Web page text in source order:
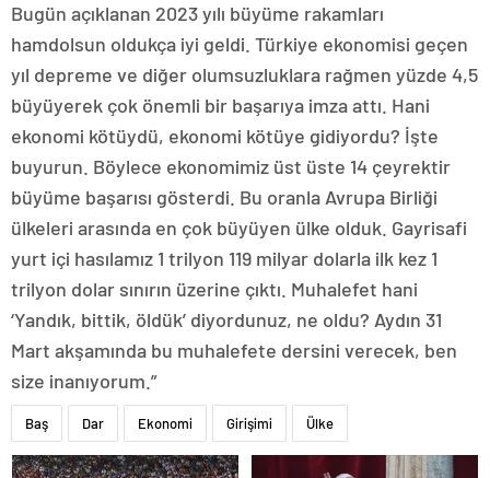
Bugün açıklanan 2023 yılı büyüme rakamları
hamdolsun oldukça iyi geldi. Türkiye ekonomisi geçen
yıl depreme ve diğer olumsuzluklara rağmen yüzde 4,5
büyüyerek çok önemli bir başarıya imza attı. Hani
ekonomi kötüydü, ekonomi kötüye gidiyordu? İşte
buyurun. Böylece ekonomimiz üst üste 14 çeyrektir
büyüme başarısı gösterdi. Bu oranla Avrupa Birliği
ülkeleri arasında en çok büyüyen ülke olduk. Gayrisafi
yurt içi hasılamız 1 trilyon 119 milyar dolarla ilk kez 1
trilyon dolar sınırın üzerine çıktı. Muhalefet hani
‘Yandık, bittik, öldük’ diyordunuz, ne oldu? Aydın 31
Mart akşamında bu muhalefete dersini verecek, ben
size inanıyorum.”
Baş Dar Ekonomi Girişimi Ülke